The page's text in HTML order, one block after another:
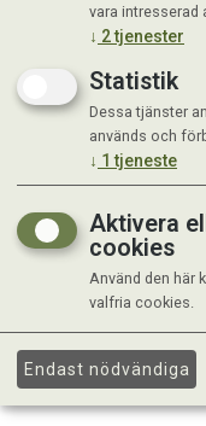
vara intresserad
↓ 2tjenester
Statistik
Dessa tjänster
används och
↓ 1 tjeneste
Aktivera
cookies
Använd den här
valfria cookies.
Endast nödvändiga